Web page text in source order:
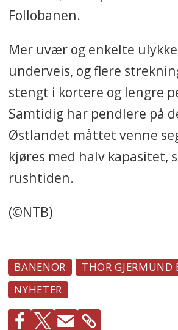
Follobanen.
Mer uvær og enkelte
underveis, og flere
stengt i kortere og lengre
Samtidig har pendlere på
Østlandet måttet venne
kjøres med halv kapasitet,
rushtiden.
(©NTB)
BANENOR
THOR GJERMUND
NYHETER